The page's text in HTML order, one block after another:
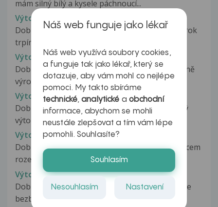
mám silný bílý a kysele páchnoucí...
Výtok z pochvy
Dobrý den, chtěla bych se zeptat. Je mi 15 a už rok
trpím výtokem z pochvy....
Výtok z pochvy
Dobrý den, obracím se na Vás s dotazem ohledně
výroku z pochvy. Po každém pohlavním...
Výtok z pochvy
Dobrý den, Celkem dlouho mě už trapí bílý silný
výtok z pochvy.. Nejvíc ho...
Výtok z pochvy
Dobrý den, se svým přítelem jsem se před měsícem
rozešla a teď se opět vrátil....
Výtok z pochvy
Dobrý den. Už nějaký čas me trápí výtok, obas je
bezbarvý a bez zápachu a občas...
Náš web funguje jako lékař
Náš web využívá soubory cookies,
a funguje tak jako lékař, který se
dotazuje, aby vám mohl co nejlépe
pomoci. My takto sbíráme
technické,analytické a obchodní
informace, abychom se mohli
neustále zlepšovat a tím vám lépe
pomohli. Souhlasíte?
Souhlasím
Nesouhlasím Nastavení